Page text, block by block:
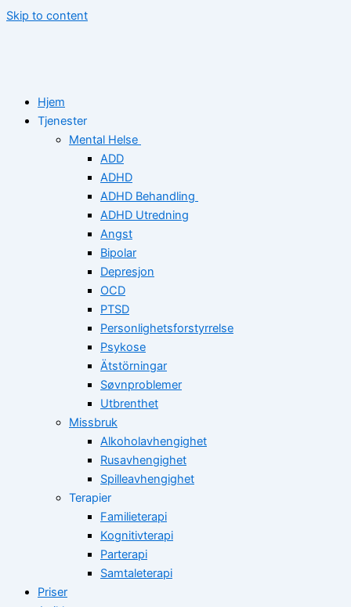
Skip to content
Hjem
Tjenester
Mental Helse
ADD
ADHD
ADHD Behandling
ADHD Utredning
Angst
Bipolar
Depresjon
OCD
PTSD
Personlighetsforstyrrelse
Psykose
Ätstörningar
Søvnproblemer
Utbrenthet
Missbruk
Alkoholavhengighet
Rusavhengighet
Spilleavhengighet
Terapier
Familieterapi
Kognitivterapi
Parterapi
Samtaleterapi
Priser